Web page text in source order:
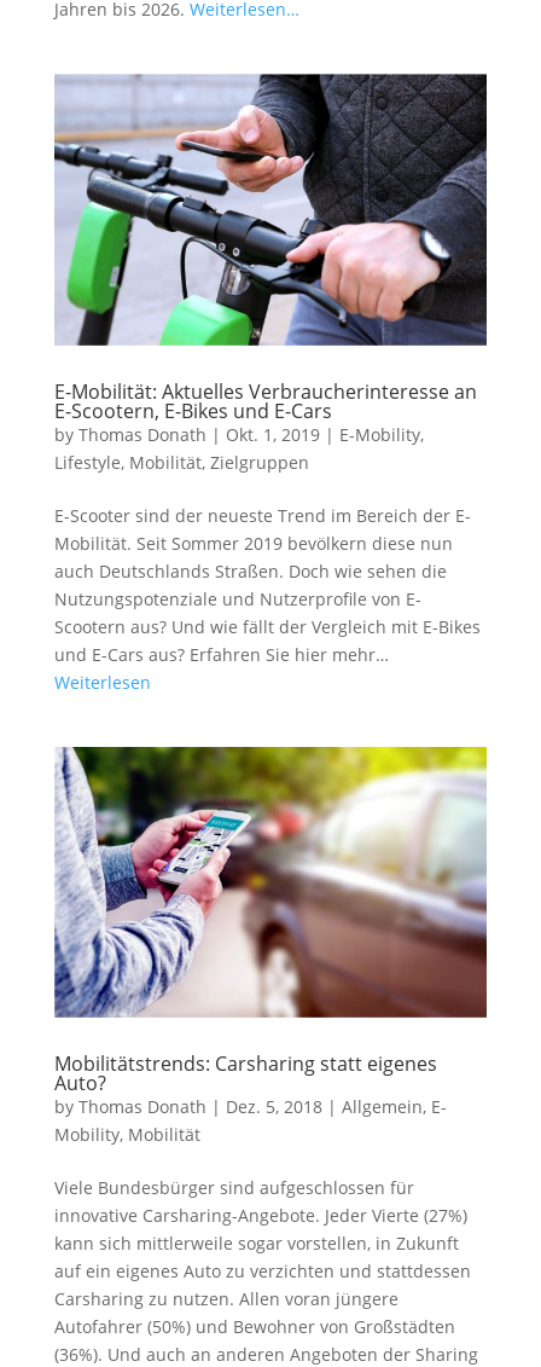
Jahren bis 2026. Weiterlesen…
E-Mobilität: Aktuelles Verbraucherinteresse an
E-Scootern, E-Bikes und E-Cars
by Thomas Donath | Okt. 1, 2019| E-Mobility,
Lifestyle, Mobilität, Zielgruppen
E-Scooter sind der neueste Trend im Bereich der E-
Mobilität. Seit Sommer 2019 bevölkern diese nun
auch Deutschlands Straßen. Doch wie sehen die
Nutzungspotenziale und Nutzerprofile von E-
Scootern aus? Und wie fällt der Vergleich mit E-Bikes
und E-Cars aus? Erfahren Sie hier mehr…
Weiterlesen
Mobilitätstrends: Carsharing statt eigenes
Auto?
by Thomas Donath | Dez. 5, 2018| Allgemein, E-
Mobility, Mobilität
Viele Bundesbürger sind aufgeschlossen für
innovative Carsharing-Angebote. Jeder Vierte (27%)
kann sich mittlerweile sogar vorstellen, in Zukunft
auf ein eigenes Auto zu verzichten und stattdessen
Carsharing zu nutzen. Allen voran jüngere
Autofahrer (50%) und Bewohner von Großstädten
(36%). Und auch an anderen Angeboten der Sharing